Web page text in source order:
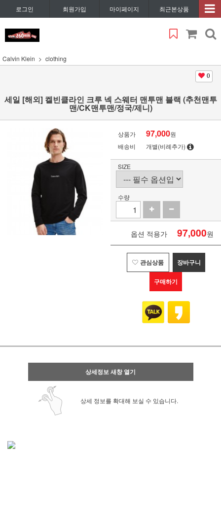
로그인 회원가입 마이페이지 최근본상품
Calvin Klein clothing
0
세일 [해외] 켈빈클라인 크루 넥 스웨터 맨투맨 블랙 (추천맨투
맨/CK맨투맨/정국/제니)
상품가 97,000원
배송비
개별(비례추가)
SIZE
수량
옵션 적용가 97,000원
관심상품 장바구니
구매하기
상세정보 새창 열기
상세 정보를 확대해 보실 수 있습니다.